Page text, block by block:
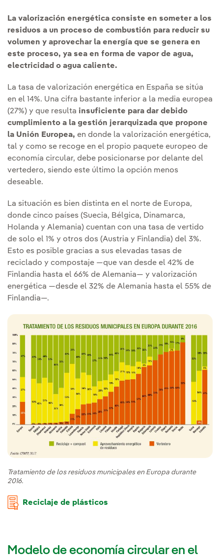
La valorización energética consiste en someter a los
residuos a un proceso de combustión para reducir su
volumen y aprovechar la energía que se genera en
este proceso, ya sea en forma de vapor de agua,
electricidad o agua caliente.
La tasa de valorización energética en España se sitúa
en el 14%. Una cifra bastante inferior a la media europea
(27%) y que resulta insuficiente para dar debido
cumplimiento a la gestión jerarquizada que propone
la Unión Europea, en donde la valorización energética,
tal y como se recoge en el propio paquete europeo de
economía circular, debe posicionarse por delante del
vertedero, siendo este último la opción menos
deseable.
La situación es bien distinta en el norte de Europa,
donde cinco países (Suecia, Bélgica, Dinamarca,
Holanda y Alemania) cuentan con una tasa de vertido
de solo el 1% y otros dos (Austria y Finlandia) del 3%.
Esto es posible gracias a sus elevadas tasas de
reciclado y compostaje —que van desde el 42% de
Finlandia hasta el 66% de Alemania— y valorización
energética —desde el 32% de Alemania hasta el 55% de
Finlandia—.
Tratamiento de los residuos municipales en Europa durante
2016.
Reciclaje de plásticos
Modelo de economía circular en el